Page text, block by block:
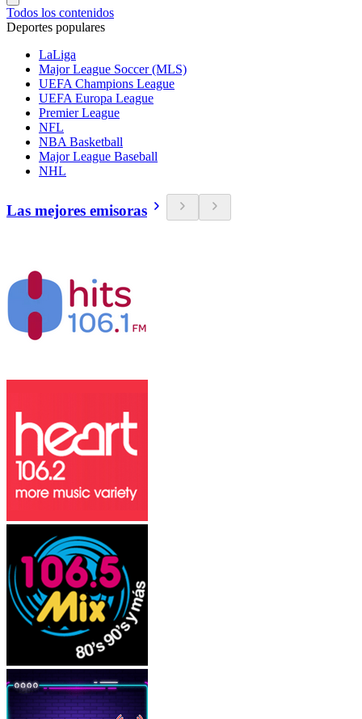
Todos los contenidos
Deportes populares
LaLiga
Major League Soccer (MLS)
UEFA Champions League
UEFA Europa League
Premier League
NFL
NBA Basketball
Major League Baseball
NHL
Las mejores emisoras